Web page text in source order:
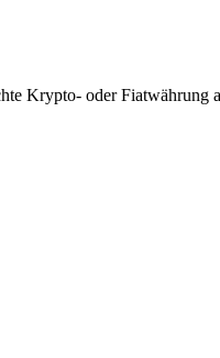
Krypto- oder Fiatwährung